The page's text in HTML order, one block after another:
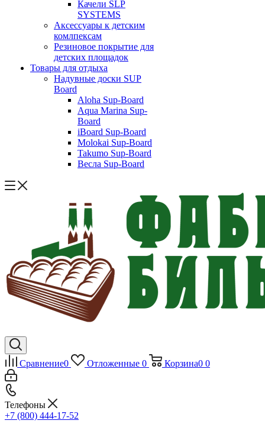
Качели SLP
SYSTEMS
Аксессуары к детским
комлпексам
Резиновое покрытие для
детских площадок
Товары для отдыха
Надувные доски SUP
Board
Aloha Sup-Board
Aqua Marina Sup-
Board
iBoard Sup-Board
Molokai Sup-Board
Takumo Sup-Board
Весла Sup-Board
Сравнение0 Отложенные 0 Корзина0 0
Телефоны
+7 (800) 444-17-52